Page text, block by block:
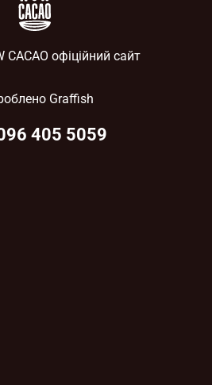
офіційний сайт
Graffish
405 5059